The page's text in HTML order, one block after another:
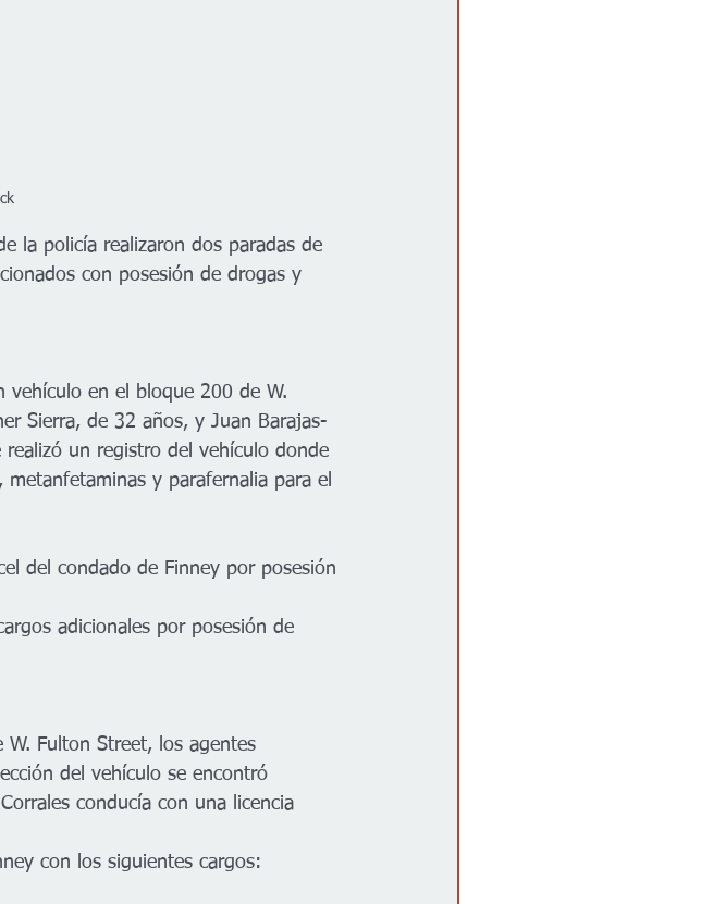
la policía realizaron dos paradas de
con posesión de drogas y
vehículo en el bloque 200 de W.
Sierra, de 32 años, y Juan Barajas-
un registro del vehículo donde
y parafernalia para el
del condado de Finney por posesión
adicionales por posesión de
Fulton Street, los agentes
del vehículo se encontró
conducía con una licencia
con los siguientes cargos: